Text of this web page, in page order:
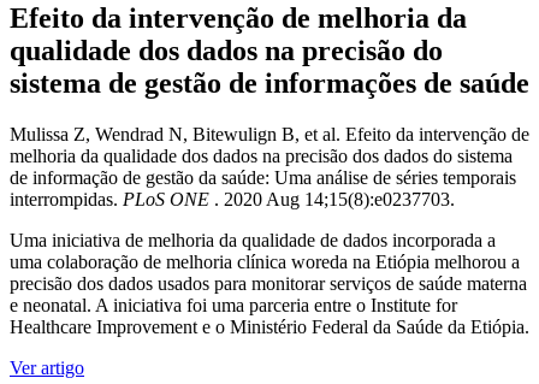
Efeito da intervenção de melhoria da
qualidade dos dados na precisão do
sistema de gestão de informações de saúde
Mulissa Z, Wendrad N, Bitewulign B, et al. Efeito da intervenção de
melhoria da qualidade dos dados na precisão dos dados do sistema
de informação de gestão da saúde: Uma análise de séries temporais
interrompidas. PLoS ONE . ​​2020 Aug 14;15(8):e0237703.
Uma iniciativa de melhoria da qualidade de dados incorporada a
uma colaboração de melhoria clínica woreda na Etiópia melhorou a
precisão dos dados usados ​​para monitorar serviços de saúde materna
e neonatal. A iniciativa foi uma parceria entre o Institute for
Healthcare Improvement e o Ministério Federal da Saúde da Etiópia.
Ver artigo